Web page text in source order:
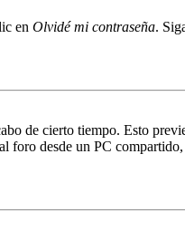
en Olvidé mi contraseña.
de cierto tiempo. Esto
foro desde un PC